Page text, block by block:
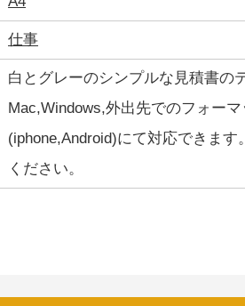
仕事
白とグレーのシンプルな見積書の
Mac,Windows,外出先でのフォー
(iphone,Android)にて対応できま
ください。